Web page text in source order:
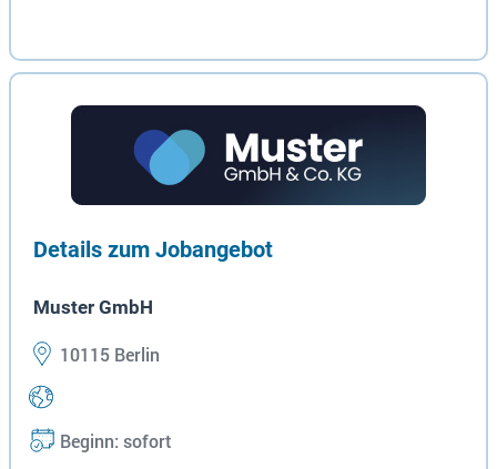
Details zum Jobangebot
Muster GmbH
10115 Berlin
Beginn: sofort